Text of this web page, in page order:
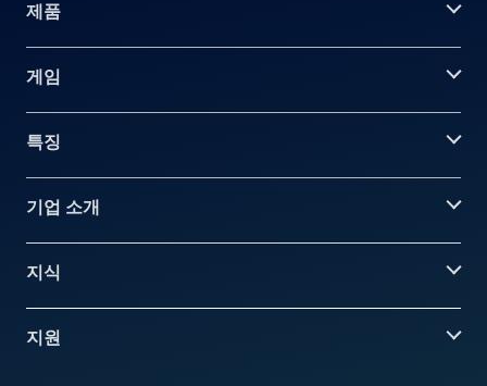
제품
게임
특징
기업 소개
지식
지원